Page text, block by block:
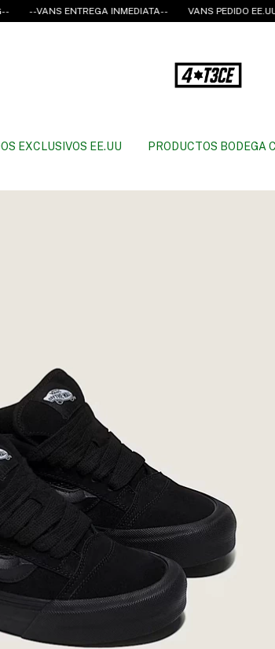
ENTREGA INMEDIATA-- VANS PEDIDO EE.UU. --
EXCLUSIVOS EE.UU PRODUCTOS BODEGA